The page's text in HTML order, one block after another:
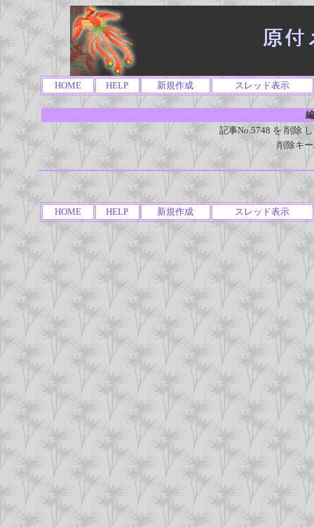
HOME HELP 新規作成 スレッド表示
記事No.5748 を 削除
削除キ
HOME HELP 新規作成 スレッド表示